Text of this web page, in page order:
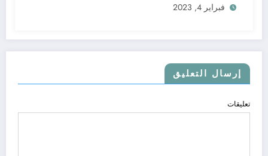
فبراير 4, 2023
إرسال التعليق
تعليقات